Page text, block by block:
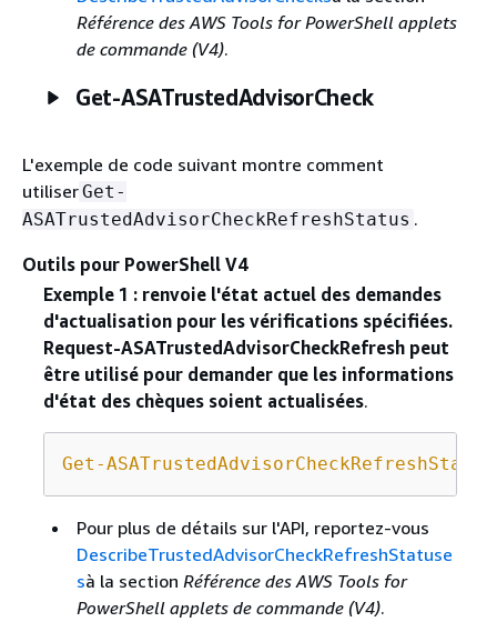
Référence des AWS Tools for PowerShell applets
de commande (V4).
Get-ASATrustedAdvisorCheck
L'exemple de code suivant montre comment
utiliserGet-
ASATrustedAdvisorCheckRefreshStatus .
Outils pour PowerShell V4
Exemple 1 : renvoie l'état actuel des demandes
d'actualisation pour les vérifications spécifiées.
Request-ASATrustedAdvisorCheckRefresh peut
être utilisé pour demander que les informations
d'état des chèques soient actualisées.
Get-ASATrustedAdvisorCheckRefreshStatus
Pour plus de détails sur l'API, reportez-vous
DescribeTrustedAdvisorCheckRefreshStatuse
sà la section Référence des AWS Tools for
PowerShell applets de commande (V4).